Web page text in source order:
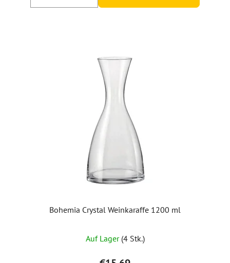
Bohemia Crystal Weinkaraffe 1200 ml
Auf Lager (4 Stk.)